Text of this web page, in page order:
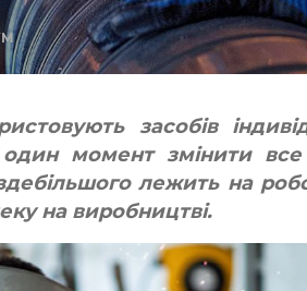
засобів
момент змінити
здебільшого лежить на
на виробництві.